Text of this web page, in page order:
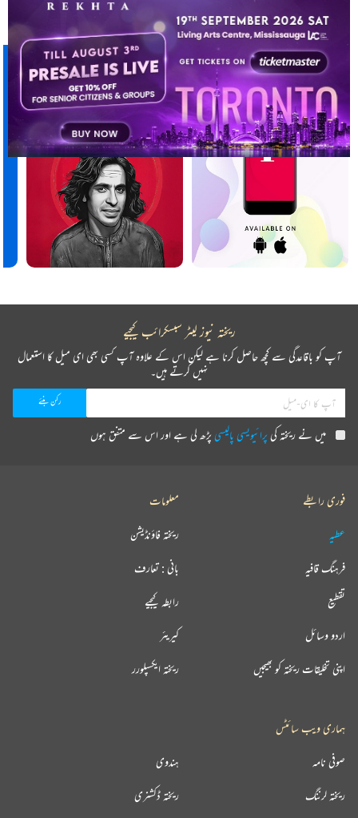
مزید دریافت کیجیے
ریختہ نیوز لیٹر سبسکرائب کیجیے
آپ کو باقاعدگی سے کچھ حاصل کرنا ہے لیکن اس کے علاوہ آپ کسی بھی ای میل کا استعمال
نہیں کرتے ہیں۔
میں نے ریختہ کیپرائیویسی پالیسیپڑھ لی ہے اور اس سے متفق ہوں
فوری رابطے
عطیہ
فرہنگ قافیہ
تقطیع
اردو وسائل
اپنی تخلیقات ریختہ کو بھیجیں
معلومات
ریختہ فاؤنڈیشن
بانی : تعارف
رابطہ کیجیے
کیریئر
ریختہ ایکسپلورر
ہماری ویب سائٹس
ہندوی صوفی نامہ
ریختہ ڈکشنری ریختہ لرننگ